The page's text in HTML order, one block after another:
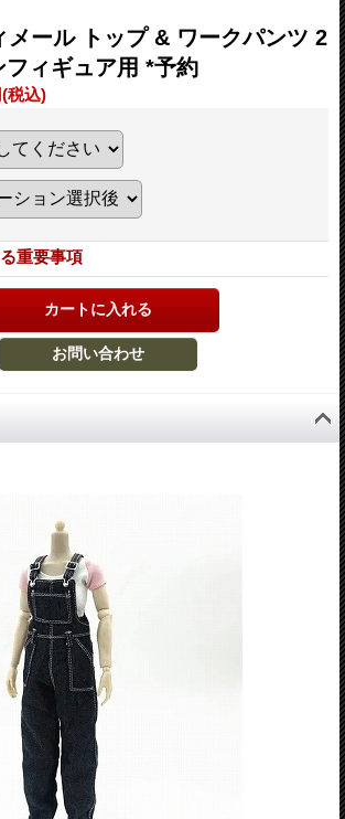
メール トップ & ワークパンツ 2
ィギュア用 *予約
(税込)
重要事項